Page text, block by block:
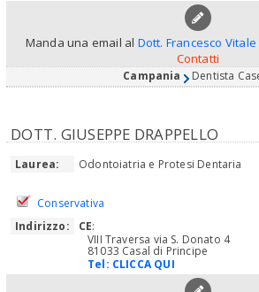
Manda una email al Dott. Francesco Vitale
Contatti
Campania Dentista
DOTT. GIUSEPPE DRAPPELLO
Laurea: Odontoiatria e Protesi Dentaria
Conservativa
Indirizzo:
CE:
VIII Traversa via S. Donato 4
81033 Casal di Principe
Tel: CLICCA QUI